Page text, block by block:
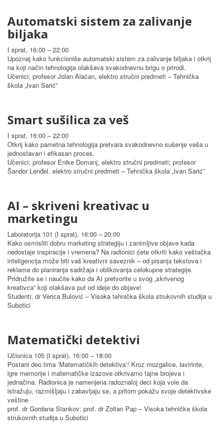
Automatski sistem za zalivanje
biljaka
I sprat, 16:00 – 22:00
Upoznaj kako funkcioniše automatski sistem za zalivanje biljaka i otkrij
na koji način tehnologija olakšava svakodnevnu brigu o prirodi.
Učenici; profesor Jolan Alaćan, elektro stručni predmeti – Tehnička
škola „Ivan Sarić”
Smart sušilica za veš
I sprat, 16:00 – 22:00
Otkrij kako pametna tehnologija pretvara svakodnevno sušenje veša u
jednostavan i efikasan proces.
Učenici; profesor Enike Domanj, elektro stručni predmeti; profesor
Šandor Lenđel, elektro stručni predmeti – Tehnička škola „Ivan Sarić”
AI – skriveni kreativac u
marketingu
Laboratorija 101 (I sprat), 16:00 – 20:00
Kako osmisliti dobru marketing strategiju i zanimljive objave kada
nedostaje inspiracije i vremena? Na radionici ćete otkriti kako veštačka
inteligencija može biti vaš kreativni saveznik – od pisanja tekstova i
reklama do planiranja sadržaja i oblikovanja celokupne strategije.
Pridružite se i naučite kako da AI pretvorite u svog „skrivenog
kreativca“ koji olakšava put od ideje do objave!
Studenti; dr Verica Bulović – Visoka tehnička škola strukovnih studija u
Subotici
Matematički detektivi
Učionica 105 (I sprat), 16:00 – 18:00
Postani deo tima ‘Matematičkih detektiva’! Kroz mozgalice, lavirinte,
igre memorije i matematičke izazove otkrivamo tajne brojeva i
jednačina. Radionica je namenjena radoznaloj deci koja vole da
istražuju, razmišljaju i zabavljaju se, a pritom pokažu svoje detektivske
veštine
prof. dr Gordana Stankov; prof. dr Zoltan Pap – Visoka tehnička škola
strukovnih studija u Subotici